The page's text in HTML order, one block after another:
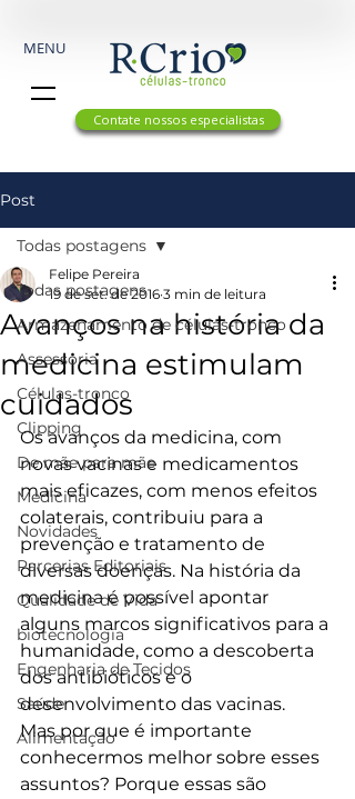
MENU
Contate nossos especialistas
Post
Todas postagens
Armazenamento de células-tronco
Assessoria
Células-tronco
Clipping
De mãe para mãe
Medicina
Novidades
Parcerias Editoriais
Qualidade de Vida
biotecnologia
Engenharia de Tecidos
Saúde
Alimentação
Todas postagens
Avanços na história da
medicina estimulam
cuidados
Felipe Pereira
19 de set. de 2016 3 min de leitura
Os avanços da medicina, com
novas vacinas e medicamentos
mais eficazes, com menos efeitos
colaterais, contribuiu para a
prevenção e tratamento de
diversas doenças. Na história da
medicina é possível apontar
alguns marcos significativos para a
humanidade, como a descoberta
dos antibióticos e o
desenvolvimento das vacinas.
Mas por que é importante
conhecermos melhor sobre esses
assuntos? Porque essas são